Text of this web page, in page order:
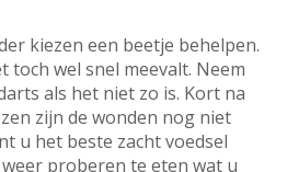
kiezen een beetje behelpen.
toch wel snel meevalt. Neem
als het niet zo is. Kort na
zijn de wonden nog niet
u het beste zacht voedsel
proberen te eten wat u